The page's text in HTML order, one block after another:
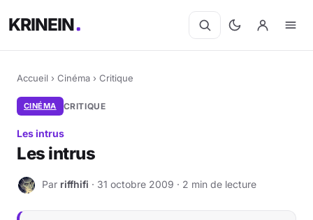
KRINEIN
Accueil › Cinéma › Critique
CINÉMA CRITIQUE
Les intrus
Les intrus
R Par riffhifi · 31 octobre 2009 · 2 min de lecture